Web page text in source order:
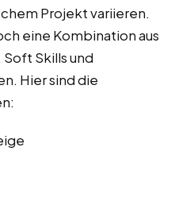
Projekt variieren.
eine Kombination aus
Skills und
Hier sind die